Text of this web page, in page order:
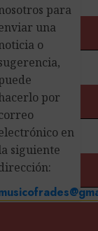
para
una
o
por
en
siguiente